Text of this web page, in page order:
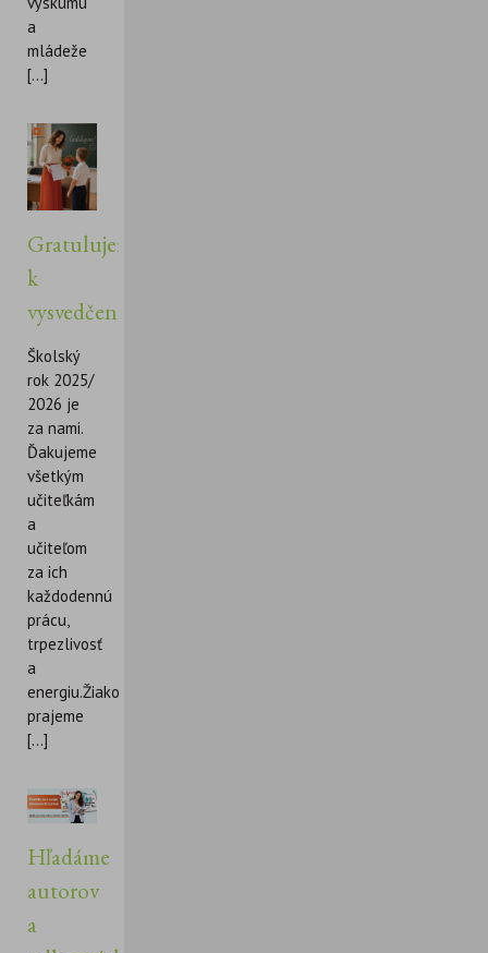
a
mládeže
[...]
Gratulujeme
k
vysvedčeniu!
Školský
rok 2025/
2026 je
za nami.
Ďakujeme
všetkým
učiteľkám
a
učiteľom
za ich
každodennú
prácu,
trpezlivosť
a
energiu.Žiakom
prajeme
[...]
Hľadáme
autorov
a